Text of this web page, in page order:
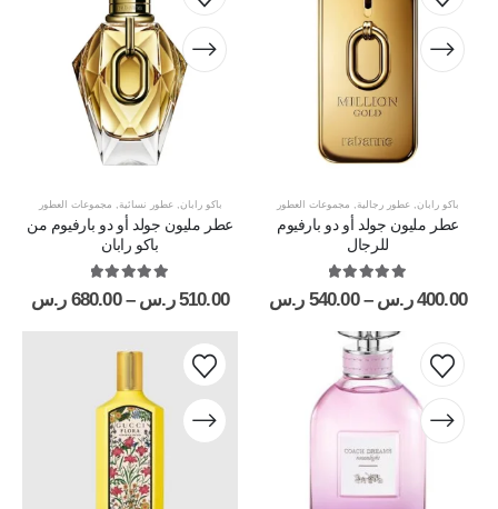
باكو رابان, عطور رجالية, مجموعات العطور
عطر مليون جولد أو دو بارفيوم
للرجال
400.00 ر.س –
540.00 ر.س
باكو رابان,عطور نسائية, مجموعات العطور
عطر مليون جولد أو دو بارفيوم من
باكو رابان
510.00 ر.س –
680.00 ر.س